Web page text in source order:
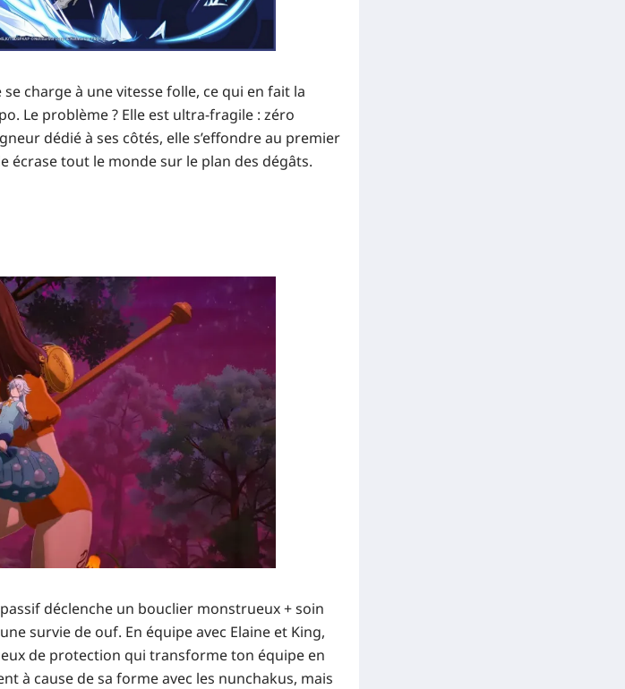
charge à une vitesse folle, ce qui en fait la
Le problème ? Elle est ultra-fragile : zéro
dédié à ses côtés, elle s’effondre au premier
écrase tout le monde sur le plan des dégâts.
déclenche un bouclier monstrueux + soin
survie de ouf. En équipe avec Elaine et King,
de protection qui transforme ton équipe en
à cause de sa forme avec les nunchakus, mais